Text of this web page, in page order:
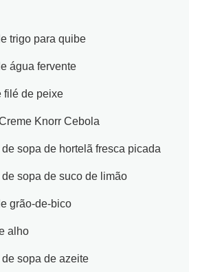
trigo para quibe
água fervente
filé de peixe
Knorr Cebola
sopa de hortelã fresca picada
sopa de suco de limão
grão-de-bico
alho
sopa de azeite